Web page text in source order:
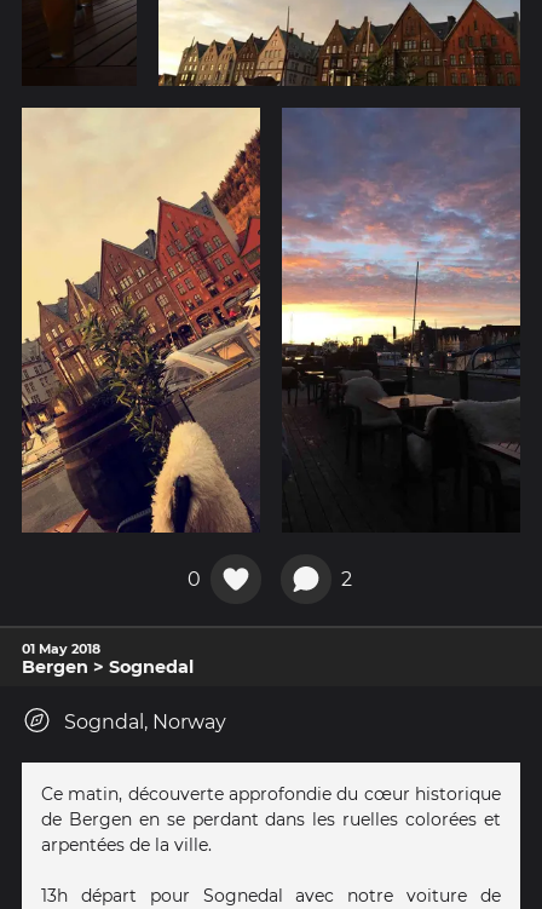
0 2
01 May 2018
Bergen > Sognedal
Sogndal, Norway
Ce matin, découverte approfondie du cœur historique
de Bergen en se perdant dans les ruelles colorées et
arpentées de la ville.
13h départ pour Sognedal avec notre voiture de